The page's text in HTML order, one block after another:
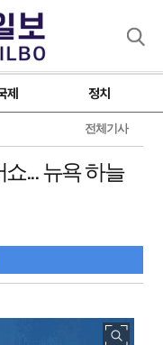
제 정치
전체기사
... 뉴욕 하늘